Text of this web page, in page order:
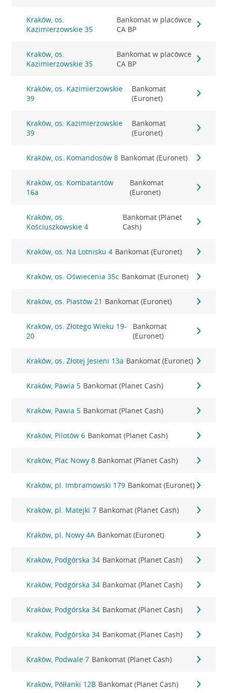
Kraków, os.
Kazimierzowskie 35
Bankomat w placówce
CA BP
Kraków, os.
Kazimierzowskie 35
Bankomat w placówce
CA BP
Kraków, os. Kazimierzowskie
39
Bankomat
(Euronet)
Kraków, os. Kazimierzowskie
39
Bankomat
(Euronet)
Kraków, os. Komandosów 8 Bankomat (Euronet)
Kraków, os. Kombatantów
16a
Bankomat
(Euronet)
Kraków, os.
Kościuszkowskie 4
Bankomat (Planet
Cash)
Kraków, os. Na Lotnisku 4 Bankomat (Euronet)
Kraków, os. Oświecenia 35c Bankomat (Euronet)
Kraków, os. Piastów 21 Bankomat (Euronet)
Kraków, os. Złotego Wieku 19-
20
Bankomat
(Euronet)
Kraków, os. Złotej Jesieni 13a Bankomat (Euronet)
Kraków, Pawia 5 Bankomat (Planet Cash)
Kraków, Pawia 5 Bankomat (Planet Cash)
Kraków, Pilotów 6 Bankomat (Planet Cash)
Kraków, Plac Nowy 8 Bankomat (Planet Cash)
Kraków, pl. Imbramowski 179 Bankomat (Euronet)
Kraków, pl. Matejki 7 Bankomat (Planet Cash)
Kraków, pl. Nowy 4A Bankomat (Euronet)
Kraków, Podgórska 34 Bankomat (Planet Cash)
Kraków, Podgórska 34 Bankomat (Planet Cash)
Kraków, Podgórska 34 Bankomat (Planet Cash)
Kraków, Podgórska 34 Bankomat (Planet Cash)
Kraków, Podwale 7 Bankomat (Planet Cash)
Kraków, Półłanki 12B Bankomat (Planet Cash)